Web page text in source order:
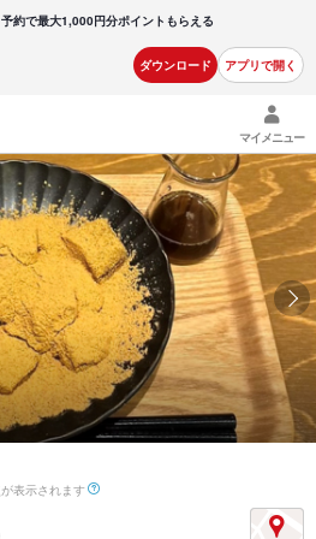
約で最大1,000円分ポイントもらえる
ダウンロード アプリで開く
マイメニュー
表示されます